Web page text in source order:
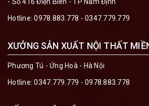
Hotline:0978.883.778 - 0347.779.779
XƯỞNG SẢN XUẤT NỘI THẤT
Phương Tú - Ứng Hoà - Hà Nội
Hotline:0347.779.779 - 0978.883.778